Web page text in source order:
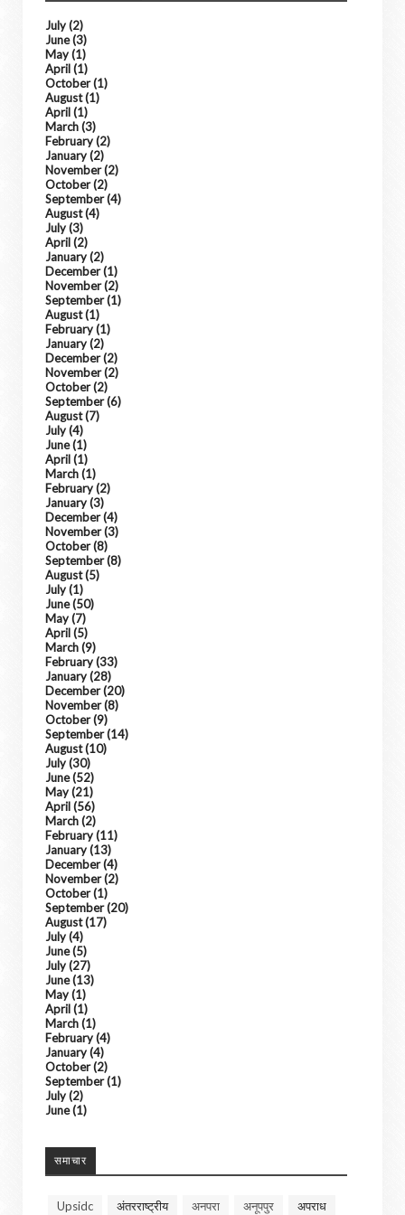
July(2)
June(3)
May(1)
April(1)
October(1)
August(1)
April(1)
March(3)
February(2)
January(2)
November(2)
October(2)
September(4)
August(4)
July(3)
April(2)
January(2)
December(1)
November(2)
September(1)
August(1)
February(1)
January(2)
December(2)
November(2)
October(2)
September(6)
August(7)
July(4)
June(1)
April(1)
March(1)
February(2)
January(3)
December(4)
November(3)
October(8)
September(8)
August(5)
July(1)
June(50)
May(7)
April(5)
March(9)
February(33)
January(28)
December(20)
November(8)
October(9)
September(14)
August(10)
July(30)
June(52)
May(21)
April(56)
March(2)
February(11)
January(13)
December(4)
November(2)
October(1)
September(20)
August(17)
July(4)
June(5)
July(27)
June(13)
May(1)
April(1)
March(1)
February(4)
January(4)
October(2)
September(1)
July(2)
June(1)
समाचार
Upsidc अंतरराष्ट्रीय अनपरा अनूपपुर अपराध